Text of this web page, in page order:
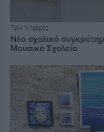
Πριν 11 ημέρες
Νέο σχολικό
Μουσικό Σχολείο